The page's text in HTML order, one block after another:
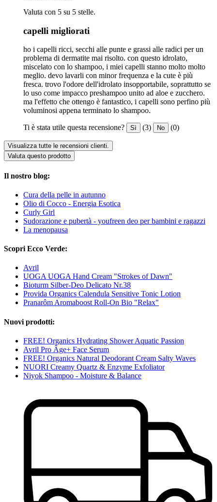
Valuta con 5 su 5 stelle.
capelli migliorati
ho i capelli ricci, secchi alle punte e grassi alle radici per un
problema di dermatite mai risolto. con questo idrolato,
miscelato con lo shampoo, i miei capelli stanno molto molto
meglio. devo lavarli con minor frequenza e la cute è più
fresca. trovo l'odore dell'idrolato insopportabile, soprattutto se
lo uso come impacco preshampoo unito ad aloe e zucchero.
ma l'effetto che ottengo è fantastico, i capelli sono perfino più
voluminosi appena terminato lo shampoo.
Ti è stata utile questa recensione? Sì (3) No (0)
Visualizza tutte le recensioni clienti.
Valuta questo prodotto
Il nostro blog:
Cura della pelle in autunno
Olio di Cocco - Energia Esotica
Curly Girl
Sudorazione e pubertà - youfreen deo per bambini e ragazzi
La menopausa
Scopri Ecco Verde:
Avril
UOGA UOGA Hand Cream "Strokes of Dawn"
Bioturm Silber-Deo Delicato Nr.38
Provida Organics Calendula Sensitive Tonic Lotion
Pranarôm Aromaboost Roll-On Bio "Relax"
Nuovi prodotti:
FREE! Organics Hydrating Shower Aquatic Passion
Avril Pro Âge+ Face Serum
FREE! Organics Natural Deodorant Cream Salty Waves
NUORI Creamy Quartz & Enzyme Exfoliator
Niyok Shampoo - Moisture & Balance